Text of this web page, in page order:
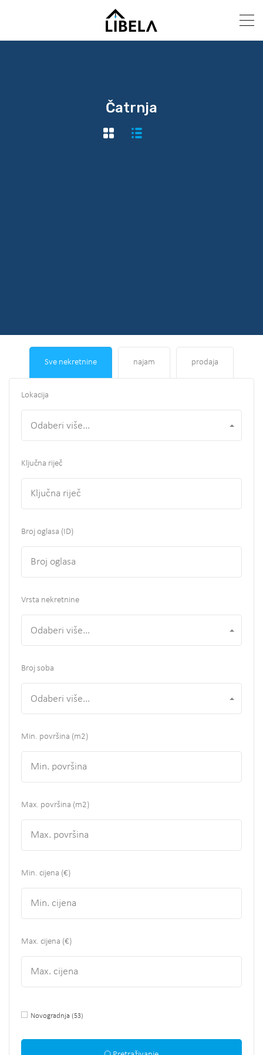
Čatrnja
Sve nekretnine najam prodaja
Lokacija
Odaberi više...
Ključna riječ
Broj oglasa (ID)
Vrsta nekretnine
Odaberi više...
Broj soba
Odaberi više...
Min. površina (m2)
Max. površina (m2)
Min. cijena (€)
Max. cijena (€)
Novogradnja (53)